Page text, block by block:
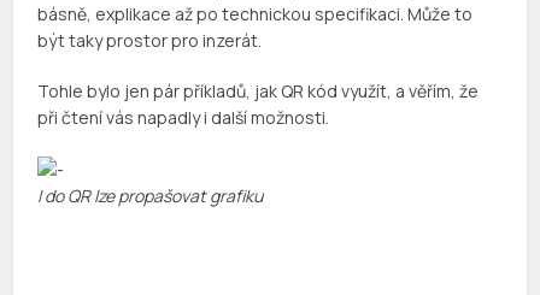
básně, explikace až po technickou specifikaci. Může to
být taky prostor pro inzerát.
Tohle bylo jen pár příkladů, jak QR kód využít, a věřím, že
při čtení vás napadly i další možnosti.
I do QR lze propašovat grafiku